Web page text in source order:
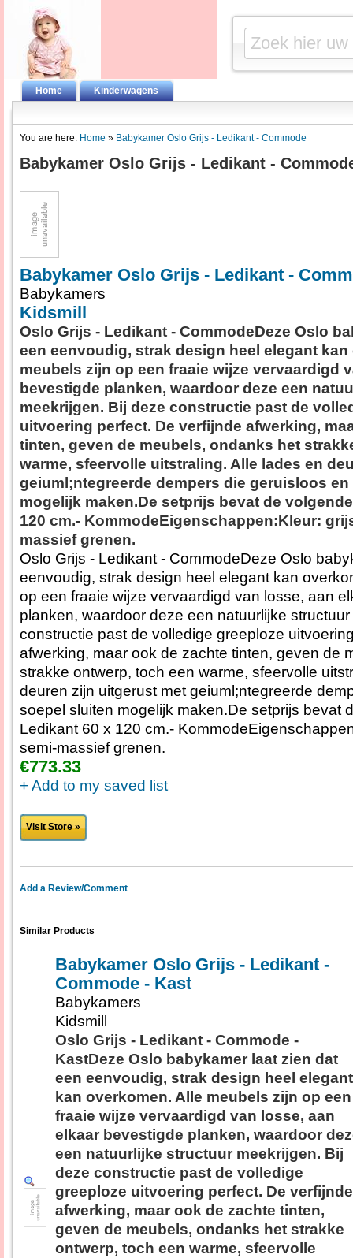
Home Kinderwagens
You are here: Home » Babykamer Oslo Grijs - Ledikant - Commode
Babykamer Oslo Grijs - Ledikant -
Babykamer Oslo Grijs - Ledikant -
Babykamers
Kidsmill
Oslo Grijs - Ledikant - CommodeDeze Oslo
een eenvoudig, strak design heel elegant
meubels zijn op een fraaie wijze vervaardigd
bevestigde planken, waardoor deze een
meekrijgen. Bij deze constructie past de
uitvoering perfect. De verfijnde afwerking,
tinten, geven de meubels, ondanks het
warme, sfeervolle uitstraling. Alle lades en
geiuml;ntegreerde dempers die geruisloos
mogelijk maken.De setprijs bevat de
120 cm.- KommodeEigenschappen:Kleur:
massief grenen.
Oslo Grijs - Ledikant - CommodeDeze Oslo
eenvoudig, strak design heel elegant kan
op een fraaie wijze vervaardigd van losse, aan
planken, waardoor deze een natuurlijke
constructie past de volledige greeploze
afwerking, maar ook de zachte tinten, geven de
strakke ontwerp, toch een warme, sfeervolle
deuren zijn uitgerust met geiuml;ntegreerde
soepel sluiten mogelijk maken.De setprijs bevat
Ledikant 60 x 120 cm.-
semi-massief grenen.
€773.33
+ Add to my saved list
Visit Store »
Add a Review/Comment
Similar Products
Babykamer Oslo Grijs - Ledikant -
Commode - Kast
Babykamers
Kidsmill
Oslo Grijs - Ledikant - Commode -
KastDeze Oslo babykamer laat zien dat
een eenvoudig, strak design heel elegant
kan overkomen. Alle meubels zijn op een
fraaie wijze vervaardigd van losse, aan
elkaar bevestigde planken, waardoor
een natuurlijke structuur meekrijgen. Bij
deze constructie past de volledige
greeploze uitvoering perfect. De verfijnde
afwerking, maar ook de zachte tinten,
geven de meubels, ondanks het strakke
ontwerp, toch een warme, sfeervolle